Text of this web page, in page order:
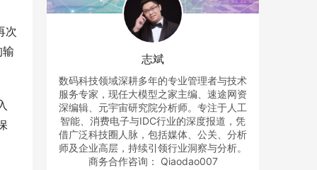
次
志斌
数码科技领域深耕多年的专业管理者与技术
服务专家，现任大模型之家主编、速途网资
深编辑、元宇宙研究院分析师。专注于人工
智能、消费电子与IDC行业的深度报道，凭
借广泛科技圈人脉，包括媒体、公关、分析
师及企业高层，持续引领行业洞察与分析。
商务合作咨询： Qiaodao007